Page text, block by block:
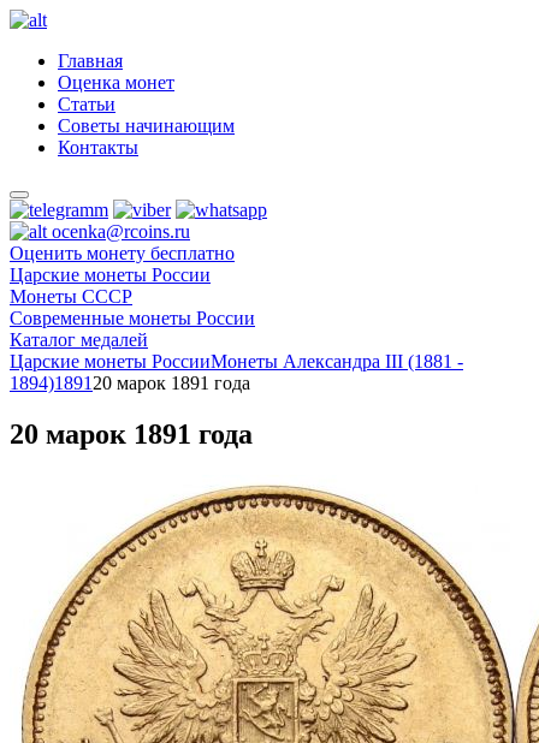
Главная
Оценка монет
Статьи
Советы начинающим
Контакты
ocenka@rcoins.ru
Оценить монету бесплатно
Царские монеты России
Монеты СССР
Современные монеты России
Каталог медалей
Царские монеты РоссииМонеты Александра III (1881 -
1894)1891 20 марок 1891 года
20 марок 1891 года